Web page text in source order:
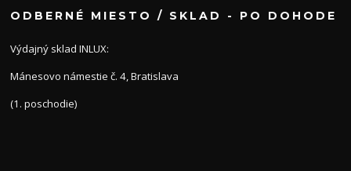
ODBERNÉ MIESTO / SKLAD - PO DOHODE
Výdajný sklad INLUX:
Mánesovo námestie č. 4, Bratislava
(1. poschodie)